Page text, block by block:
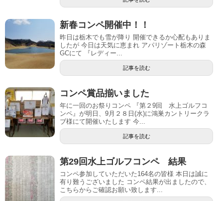
新春コンペ開催中！！
昨日は栃木でも雪が降り 開催できるか心配もありま
したが 今日は天気に恵まれ アパリゾート栃木の森
GCにて 『レディー...
記事を読む
コンペ賞品揃いました
年に一回のお祭りコンペ 『第２9回 水上ゴルフコ
ンペ』が明日、9月２８日(水)に鴻巣カントリークラ
ブ様にて開催いたします 今...
記事を読む
第29回水上ゴルフコンペ 結果
コンペ参加していただいた164名の皆様 本日は誠に
有り難うございました コンペ結果が出ましたので、
こちらからご確認お願い致します...